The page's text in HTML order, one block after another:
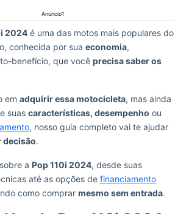
Anúncio1
2024 é uma das motos mais populares do
conhecida por sua economia,
benefício, que você precisa saber os
em adquirir essa motocicleta, mas ainda
suas características, desempenho ou
, nosso guia completo vai te ajudar
decisão.
a Pop 110i 2024, desde suas
até as opções de financiamento
como comprar mesmo sem entrada.